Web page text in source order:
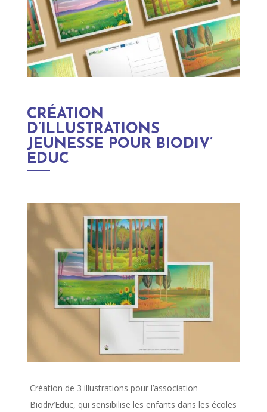
CRÉATION
D’ILLUSTRATIONS
JEUNESSE POUR BIODIV’
EDUC
Création de 3 illustrations pour l’association
Biodiv’Educ, qui sensibilise les enfants dans les écoles